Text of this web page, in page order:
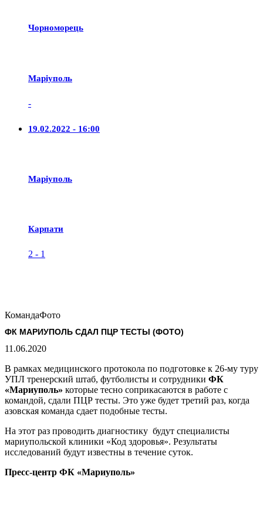
Чорноморець
Маріуполь
-
19.02.2022 - 16:00
Маріуполь
Карпати
2 - 1
КомандаФото
ФК МАРИУПОЛЬ СДАЛ ПЦР ТЕСТЫ (ФОТО)
11.06.2020
В рамках медицинского протокола по подготовке к 26-му туру
УПЛ тренерский штаб, футболисты и сотрудники ФК
«Мариуполь» которые тесно соприкасаются в работе с
командой, сдали ПЦР тесты. Это уже будет третий раз, когда
азовская команда сдает подобные тесты.
На этот раз проводить диагностику будут специалисты
мариупольской клиники «Код здоровья». Результаты
исследований будут известны в течение суток.
Пресс-центр ФК «Мариуполь»